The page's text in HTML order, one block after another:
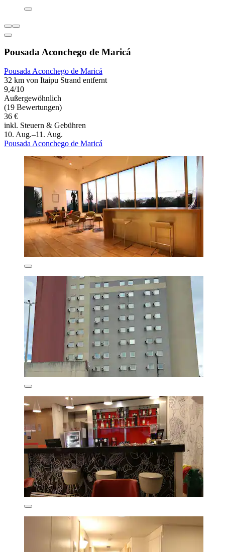
Pousada Aconchego de Maricá
Pousada Aconchego de Maricá
32 km von Itaipu Strand entfernt
9,4/10
Außergewöhnlich
(19 Bewertungen)
36 €
inkl. Steuern & Gebühren
10. Aug.–11. Aug.
Pousada Aconchego de Maricá